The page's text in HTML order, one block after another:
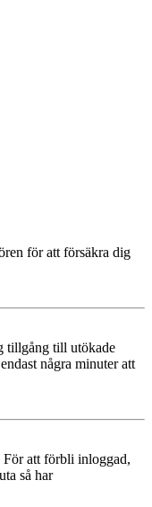
för att försäkra dig
tillgång till utökade
några minuter att
För att förbli inloggad,
så har